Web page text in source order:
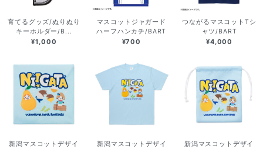
育てるグッズ/ぬりぬり
キーホルダー/B...
¥1,000
マスコットジャガード
ハーフハンカチ/BART
¥700
つながるマスコットTシ
ャツ/BART
¥4,000
新潟マスコットデザイ
新潟マスコットデザイ
新潟マスコットデザイ